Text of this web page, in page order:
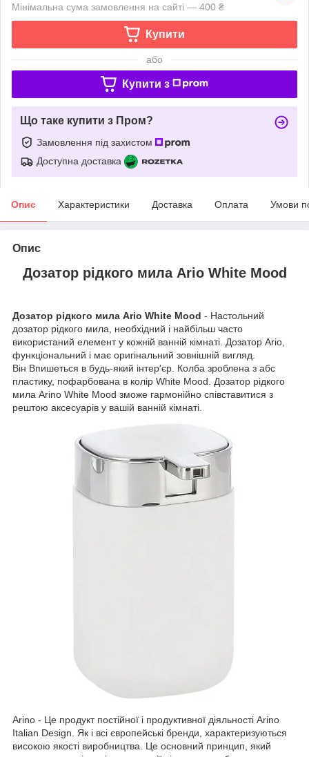
Мінімальна сума замовлення на сайті — 400 ₴
Купити
або
Купити з
Що таке купити з Пром?
Замовлення під захистом
Доступна доставка
Опис Характеристики Доставка Оплата Умови
Опис
Дозатор рідкого мила Ario White Mood
Дозатор рідкого мила Ario White Mood - Настольний
дозатор рідкого мила, необхідний і найбільш часто
використаний елемент у кожній ванній кімнаті. Дозатор Ario,
функціональний і має оригінальний зовнішній вигляд.
Він Впишеться в будь-який інтер'єр. Колба зроблена з абс
пластику, пофарбована в колір White Mood. Дозатор рідкого
мила Arino White Mood зможе гармонійно співставитися з
рештою аксесуарів у вашій ванній кімнаті.
Arino - Це продукт постійної і продуктивної діяльності Arino
Italian Design. Як і всі європейські бренди, характеризуються
високою якості виробництва. Це основний принцип, який